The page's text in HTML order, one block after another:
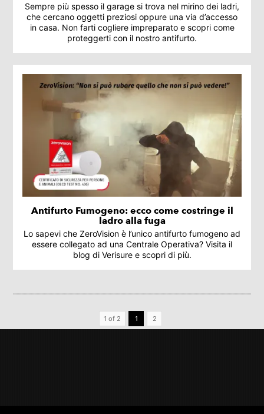
Sempre più spesso il garage si trova nel mirino dei ladri,
che cercano oggetti preziosi oppure una via d’accesso
in casa. Non farti cogliere impreparato e scopri come
proteggerti con il nostro antifurto.
Antifurto Fumogeno: ecco come costringe il
ladro alla fuga
Lo sapevi che ZeroVision è l’unico antifurto fumogeno ad
essere collegato ad una Centrale Operativa? Visita il
blog di Verisure e scopri di più.
1 of 2 1 2